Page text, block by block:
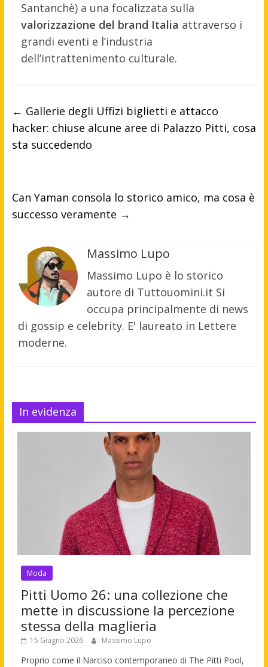
Santanchè) a una focalizzata sulla
valorizzazione del brand Italia attraverso i
grandi eventi e l’industria
dell’intrattenimento culturale.
← Gallerie degli Uffizi biglietti e attacco
hacker: chiuse alcune aree di Palazzo Pitti, cosa
sta succedendo
Can Yaman consola lo storico amico, ma cosa è
successo veramente →
Massimo Lupo
Massimo Lupo è lo storico
autore di Tuttouomini.it Si
occupa principalmente di news
di gossip e celebrity. E' laureato in Lettere
moderne.
In evidenza
Moda
Pitti Uomo 26: una collezione che
mette in discussione la percezione
stessa della maglieria
15 Giugno 2026 Massimo Lupo
Proprio come il Narciso contemporaneo di The Pitti Pool,